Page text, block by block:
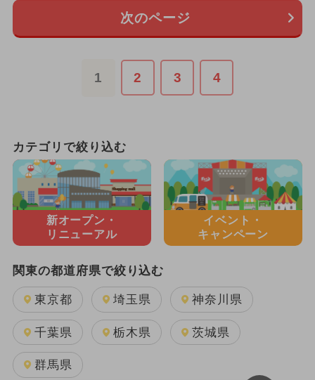
次のページ
1 2 3 4
カテゴリで絞り込む
新オープン・
リニューアル
イベント・
キャンペーン
関東の都道府県で絞り込む
東京都 埼玉県 神奈川県
千葉県 栃木県 茨城県
群馬県